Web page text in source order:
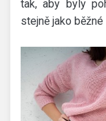
tak, aby byly
stejně jako